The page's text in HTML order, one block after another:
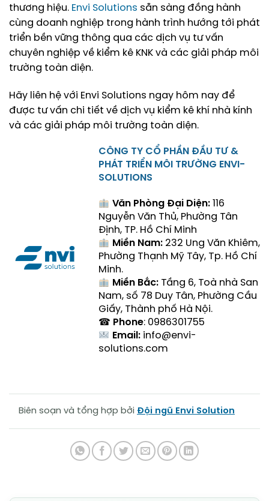
thương hiệu. Envi Solutions sẵn sàng đồng hành
cùng doanh nghiệp trong hành trình hướng tới phát
triển bền vững thông qua các dịch vụ tư vấn
chuyên nghiệp về kiểm kê KNK và các giải pháp môi
trường toàn diện.
Hãy liên hệ với Envi Solutions ngay hôm nay để
được tư vấn chi tiết về dịch vụ kiểm kê khí nhà kính
và các giải pháp môi trường toàn diện.
CÔNG TY CỔ PHẦN ĐẦU TƯ &
PHÁT TRIỂN MÔI TRƯỜNG ENVI-
SOLUTIONS
Văn Phòng Đại Diện:116
Nguyễn Văn Thủ, Phường Tân
Định, TP. Hồ Chí Minh
Miền Nam:232 Ung Văn Khiêm,
Phường Thạnh Mỹ Tây, Tp. Hồ Chí
Minh.
Miền Bắc:Tầng 6, Toà nhà San
Nam, số 78 Duy Tân, Phường Cầu
Giấy, Thành phố Hà Nội.
☎ Phone: 0986301755
Email:info@envi-
solutions.com
Biên soạn và tổng hợp bởi Đội ngũ Envi Solution